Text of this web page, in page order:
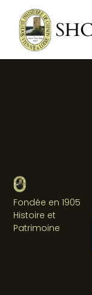
Fondée en 1905
Histoire et
Patrimoine